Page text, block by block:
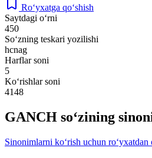
Ro‘yxatga qo‘shish
Saytdagi o‘rni
450
So‘zning teskari yozilishi
hcnag
Harflar soni
5
Ko‘rishlar soni
4148
GANCH so‘zining
Sinonimlarni ko‘rish uchun ro‘yxatdan